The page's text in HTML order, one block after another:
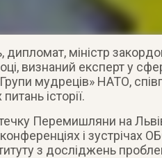
міністр
визнаний експерт у
мудреців» НАТО,
історії.
Перемишляни на
і зустрічах
з досліджень